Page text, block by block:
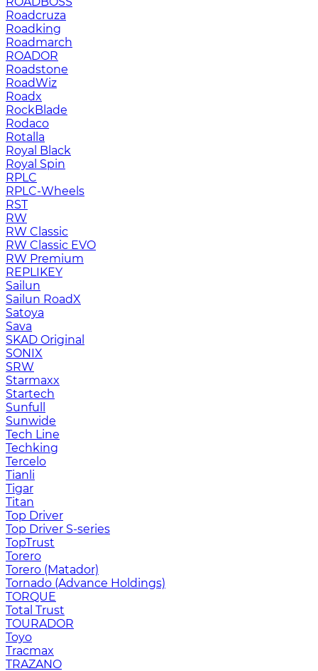
Roadcruza
Roadking
Roadmarch
ROADOR
Roadstone
RoadWiz
Roadx
RockBlade
Rodaco
Rotalla
Royal Black
Royal Spin
RPLC
RPLC-Wheels
RST
RW
RW Classic
RW Classic EVO
RW Premium
RЕPLIKEY
Sailun
Sailun RoadX
Satoya
Sava
SKAD Original
SONIX
SRW
Starmaxx
Startech
Sunfull
Sunwide
Tech Line
Techking
Tercelo
Tianli
Tigar
Titan
Top Driver
Top Driver S-series
TopTrust
Torero
Torero (Matador)
Tornado (Advance Holdings)
TORQUE
Total Trust
TOURADOR
Toyo
Tracmax
TRAZANO